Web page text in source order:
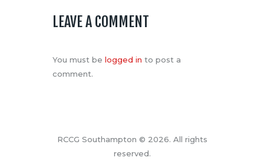
LEAVE A COMMENT
You must be logged in to post a
comment.
RCCG Southampton © 2026. All rights
reserved.